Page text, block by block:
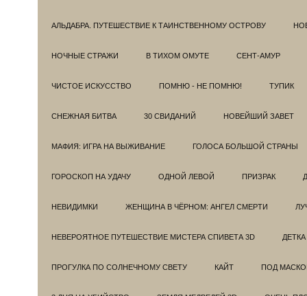
АЛЬДАБРА. ПУТЕШЕСТВИЕ К ТАИНСТВЕННОМУ ОСТРОВУ
НОЧНЫЕ СТРАЖИ В ТИХОМ ОМУТЕ СЕНТ-АМУР
ЧИСТОЕ ИСКУССТВО ПОМНЮ - НЕ ПОМНЮ! ТУПИК
СНЕЖНАЯ БИТВА 30 СВИДАНИЙ НОВЕЙШИЙ ЗАВЕТ
МАФИЯ: ИГРА НА ВЫЖИВАНИЕ ГОЛОСА БОЛЬШОЙ СТРАНЫ
ГОРОСКОП НА УДАЧУ ОДНОЙ ЛЕВОЙ ПРИЗРАК
НЕВИДИМКИ ЖЕНЩИНА В ЧЁРНОМ: АНГЕЛ СМЕРТИ
НЕВЕРОЯТНОЕ ПУТЕШЕСТВИЕ МИСТЕРА СПИВЕТА 3D ДЕТКА
ПРОГУЛКА ПО СОЛНЕЧНОМУ СВЕТУ КАЙТ ПОД